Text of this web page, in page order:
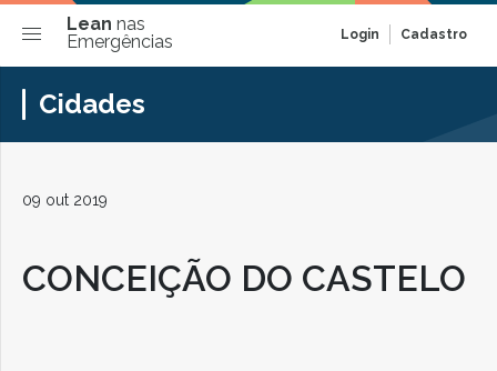
Lean nas
Emergências
Login Cadastro
Cidades
09 out 2019
CONCEIÇÃO DO CASTELO